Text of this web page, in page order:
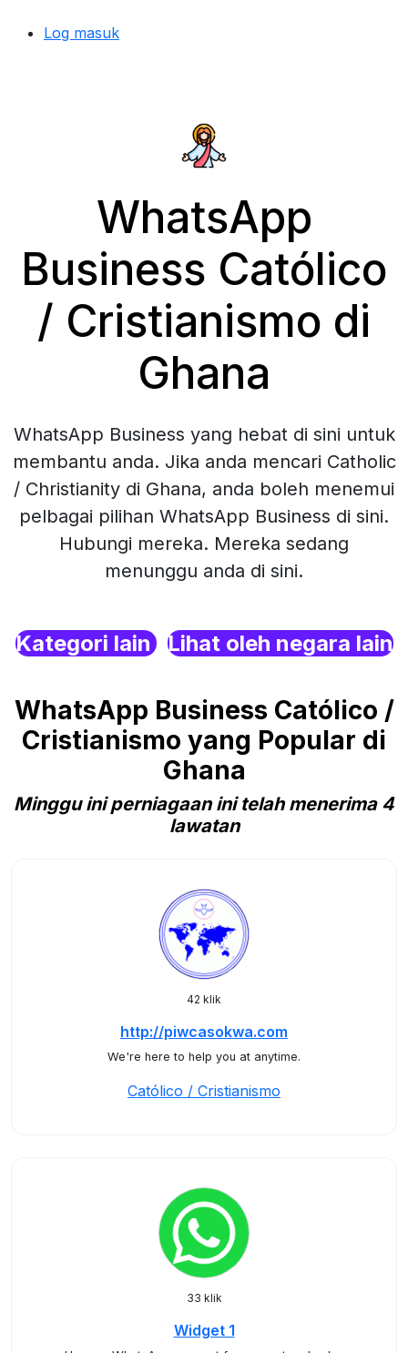
Log masuk
WhatsApp
Business Católico
/ Cristianismo di
Ghana
WhatsApp Business yang hebat di sini untuk
membantu anda. Jika anda mencari Catholic
/ Christianity di Ghana, anda boleh menemui
pelbagai pilihan WhatsApp Business di sini.
Hubungi mereka. Mereka sedang
menunggu anda di sini.
Kategori lain Lihat oleh negara lain
WhatsApp Business Católico /
Cristianismo yang Popular di
Ghana
Minggu ini perniagaan ini telah menerima 4
lawatan
42 klik
http://piwcasokwa.com
We're here to help you at anytime.
Católico / Cristianismo
33 klik
Widget 1